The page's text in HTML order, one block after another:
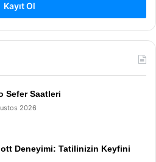
Kayıt Ol
Sefer Saatleri
2026
Deneyimi: Tatilinizin Keyfini